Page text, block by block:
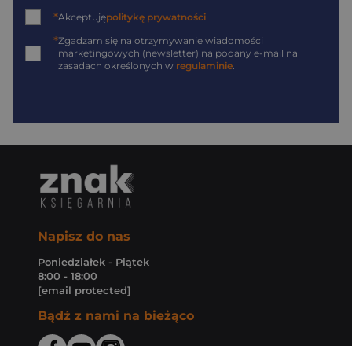
*Akceptujępolitykę prywatności
*Zgadzam się na otrzymywanie wiadomości
marketingowych (newsletter) na podany e-mail na
zasadach określonych w regulaminie
Napisz do nas
Poniedziałek - Piątek
8:00 - 18:00
[email protected]
Bądź z nami na bieżąco